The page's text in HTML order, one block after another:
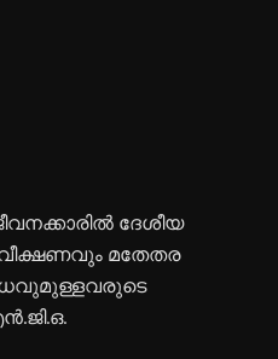
ദേശീയ
മതേതര